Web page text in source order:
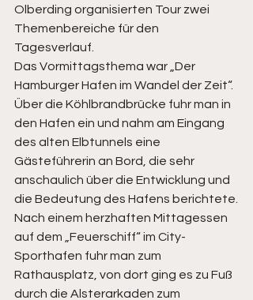
Olberding organisierten Tour zwei
Themenbereiche für den
Tagesverlauf.
Das Vormittagsthema war „Der
Hamburger Hafen im Wandel der Zeit“.
Über die Köhlbrandbrücke fuhr man in
den Hafen ein und nahm am Eingang
des alten Elbtunnels eine
Gästeführerin an Bord, die sehr
anschaulich über die Entwicklung und
die Bedeutung des Hafens berichtete.
Nach einem herzhaften Mittagessen
auf dem „Feuerschiff“ im City-
Sporthafen fuhr man zum
Rathausplatz, von dort ging es zu Fuß
durch die Alsterarkaden zum